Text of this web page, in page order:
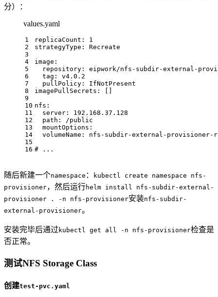
分）：
values.yaml
1
2
3
4
5
6
7
8
9
10
11
12
13
14
15
16
replicaCount:
1
strategyType:
Recreate
image:
repository:
eipwork/nfs-subdir-external-
tag:
v4.0.2
pullPolicy:
IfNotPresent
imagePullSecrets:
nfs:
server:
192.168 .37 .128
path:
/public
mountOptions:
volumeName:
nfs-subdir-external-provisioner-
# ...
随后新建一个namespace ：
kubectl create namespace nfs-
provisioner，然后运行helm install nfs-subdir-external-
provisioner . -n nfs-provisioner安装nfs-subdir-
external-provisioner。
安装完毕后通过 kubectl get all -n nfs-provisioner检查是
否正常。
测试NFS Storage Class
创建test-pvc.yaml